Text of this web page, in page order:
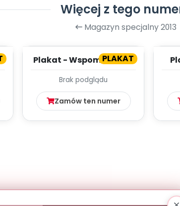
Więcej z tego
Magazyn specjalny 2013
PLAKAT
Plakat - Wspomnienia z
Brak podglądu
Zamów ten numer